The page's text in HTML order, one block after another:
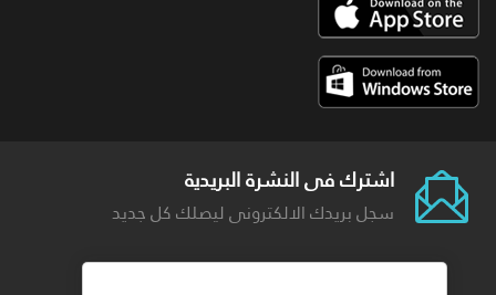
اشترك فى النشرة البريدية
سجل بريدك الالكترونى ليصلك كل جديد